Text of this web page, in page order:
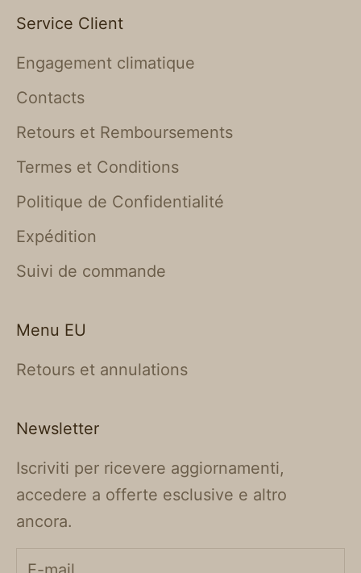
Service Client
Engagement climatique
Contacts
Retours et Remboursements
Termes et Conditions
Politique de Confidentialité
Expédition
Suivi de commande
Menu EU
Retours et annulations
Newsletter
Iscriviti per ricevere aggiornamenti,
accedere a offerte esclusive e altro
ancora.